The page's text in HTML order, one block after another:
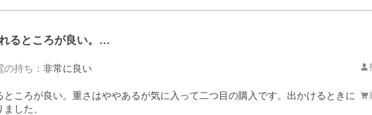
るところが良い。…
の持ち ： 非常に良い
ころが良い。重さはややあるが気に入って二つ目の購入です。出かけるときに
した、